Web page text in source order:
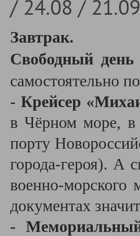
/ 24.08 /
Завтрак.
Свободный
самостоятельно
- Крейсер
в Чёрном море, в
порту
города-героя). А
военно-морского
документах
-